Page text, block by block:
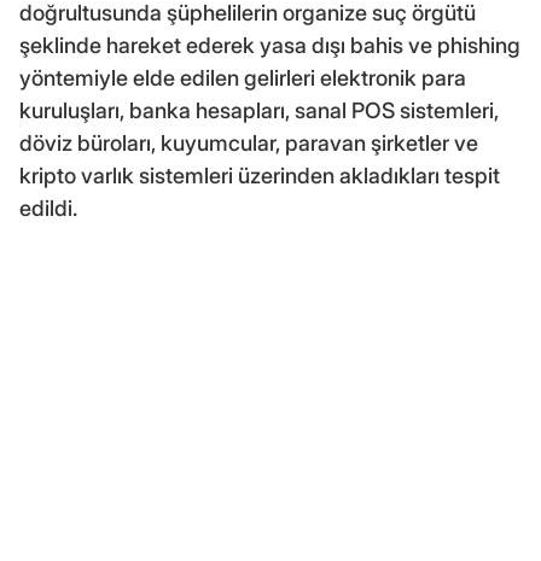
doğrultusunda şüphelilerin organize suç örgütü
şeklinde hareket ederek yasa dışı bahis ve phishing
yöntemiyle elde edilen gelirleri elektronik para
kuruluşları, banka hesapları, sanal POS sistemleri,
döviz büroları, kuyumcular, paravan şirketler ve
kripto varlık sistemleri üzerinden akladıkları tespit
edildi.